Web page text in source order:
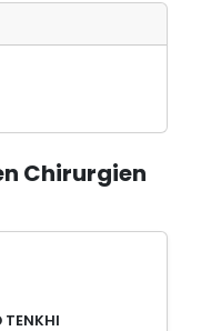
Chirurgien
TENKHI